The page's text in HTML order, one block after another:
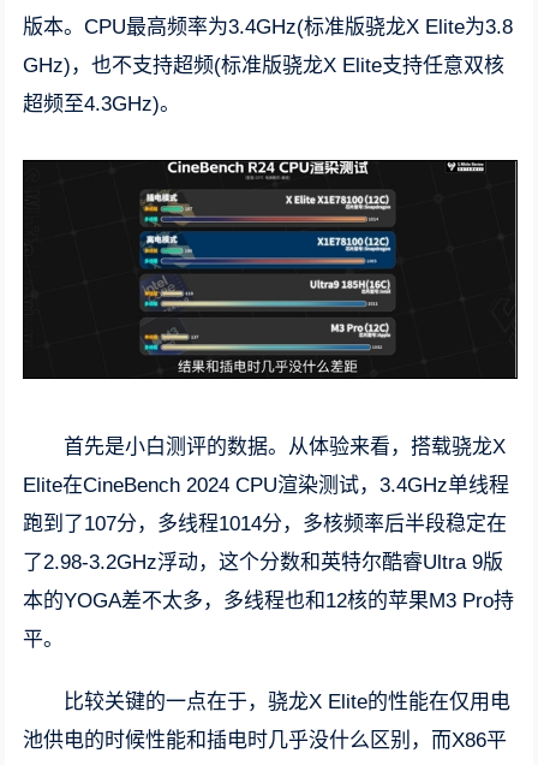
版本。CPU最高频率为3.4GHz(标准版骁龙X Elite为3.8
GHz)，也不支持超频(标准版骁龙X Elite支持任意双核
超频至4.3GHz)。
首先是小白测评的数据。从体验来看，搭载骁龙X
Elite在CineBench 2024 CPU渲染测试，3.4GHz单线程
跑到了107分，多线程1014分，多核频率后半段稳定在
了2.98-3.2GHz浮动，这个分数和英特尔酷睿Ultra 9版
本的YOGA差不太多，多线程也和12核的苹果M3 Pro持
平。
比较关键的一点在于，骁龙X Elite的性能在仅用电
池供电的时候性能和插电时几乎没什么区别，而X86平